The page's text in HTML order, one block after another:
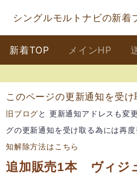
シングルモルトナビの新着
新着TOP メインHP
このページの更新通知を受け
旧ブログと 更新通知アドレスも変
グの更新通知を受け取る為には再
知解除方法はこちら
追加販売1本 ヴィジ